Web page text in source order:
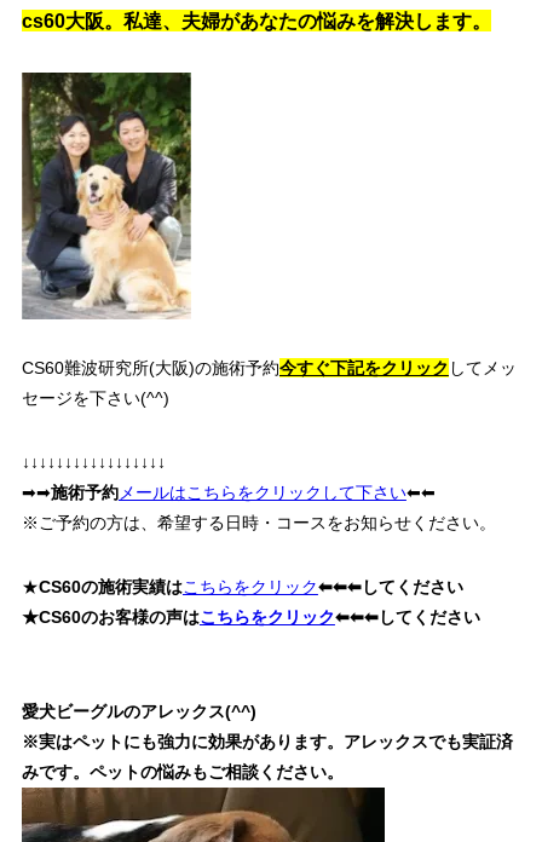
cs60大阪。私達、夫婦があなたの悩みを解決します。
CS60難波研究所(大阪)の施術予約今すぐ下記をクリック してメッ
セージを下さい(^^)
↓↓↓↓↓↓↓↓↓↓↓↓↓↓↓↓↓
➡➡施術予約メールはこちらをクリックして下さい⬅⬅
※ご予約の方は、希望する日時・コースをお知らせください。
★CS60の施術実績はこちらをクリック⬅⬅⬅してください
★CS60のお客様の声はこちらをクリック⬅⬅⬅してください
愛犬ビーグルのアレックス(^^)
※実はペットにも強力に効果があります。アレックスでも実証済
みです。ペットの悩みもご相談ください。